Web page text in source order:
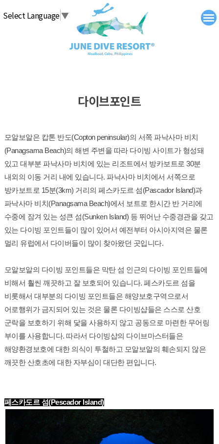
Select Language▼
다이브포인트
모알보알은 캅톤 반도(Copton peninsular)의 서쪽 파낙사마 비치
(Panagsama Beach)의 해변 주변을 따라 다이빙 사이트가 형성돼
있고 대부분 파낙사마 비치에 있는 리조트에서 방카보트로 30분
내외의 이동 거리 내에 있습니다. 파낙사마 비치에서 서쪽으로
방카보트로 15분(3km) 거리의 페스카도르 섬(Pascador Island)과
파낙사마 비치(Panagsama Beach)에서 보트로 한시간 반 거리에
수중에 잠겨 있는 성큰 섬(Sunken Island) 등 뛰어난 수중경관을 갖고
있는 다이빙 포인트들이 많이 있어서 예전부터 아시아지역은 물론
멀리 유럽에서 다이버들이 많이 찾아왔던 곳입니다.
모알보알의 다이빙 포인트들은 막탄 섬 인근의 다이빙 포인트들에
비해서 훨씬 깨끗하고 잘 보호되어 있습니다. 페스카도르 섬을
비롯해서 대부분의 다이빙 포인트들은 해양보호구역으로서
어로행위가 금지되어 있는 것은 물론 다이빙샵들은 스스로 산호
군락을 보호하기 위해 닻을 사용하지 않고 공동으로 마련한 무어링
부이를 사용합니다. 따라서 다이빙샵의 다이브마스터들은
해양환경보호에 대한 의식이 투철하고 모알보알의 훼손되지 않은
깨끗한 산호초에 대한 자부심이 대단한 편입니다.
페 스카도르 섬(Pescador Island)